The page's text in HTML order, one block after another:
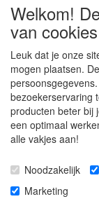
OVER
Dakkoffer
Verkoop
Onze merken
Herroepingslink
Privacyverklaring
© 2005 - 2026 HB
Alle prijzen zijn
Welkom!
van cookies
Leuk dat je onze
mogen plaatsen.
bezoekerservaring
producten beter bij
een optimaal
alle vakjes aan!
Noodzakelijk
Marketing